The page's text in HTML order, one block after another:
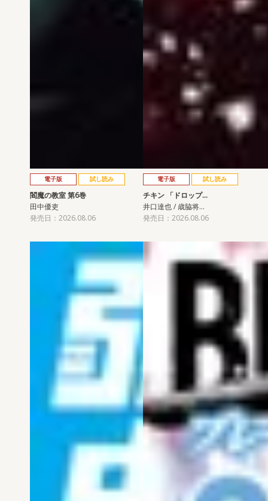
電子版 試し読み
閻魔の教室 第6巻
田中優吏
発売日：2026.08.06
電子版 試し読み
チキン 「ドロップ…
井口達也 / 歳脇将…
発売日：2026.08.06